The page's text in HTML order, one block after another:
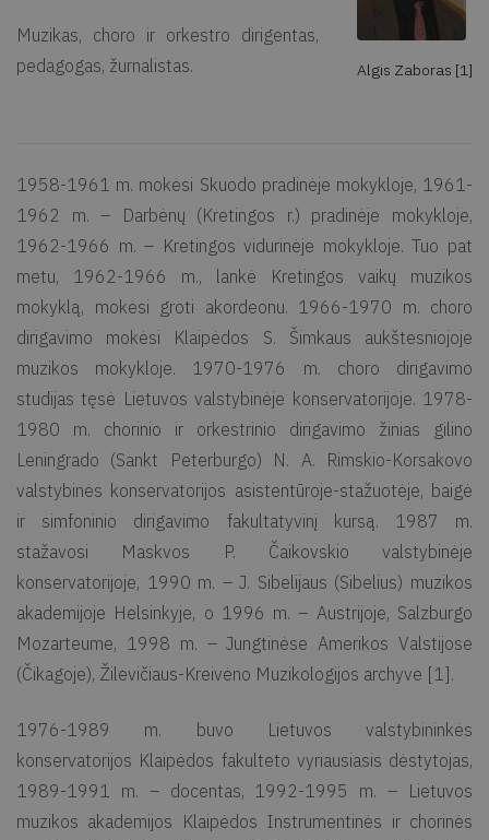
Algis Zaboras [1]
Muzikas, choro ir orkestro dirigentas,
pedagogas, žurnalistas.
1958-1961 m. mokėsi Skuodo pradinėje mokykloje, 1961-
1962 m. – Darbėnų (Kretingos r.) pradinėje mokykloje,
1962-1966 m. – Kretingos vidurinėje mokykloje. Tuo pat
metu, 1962-1966 m., lankė Kretingos vaikų muzikos
mokyklą, mokėsi groti akordeonu. 1966-1970 m. choro
dirigavimo mokėsi Klaipėdos S. Šimkaus aukštesniojoje
muzikos mokykloje. 1970-1976 m. choro dirigavimo
studijas tęsė Lietuvos valstybinėje konservatorijoje. 1978-
1980 m. chorinio ir orkestrinio dirigavimo žinias gilino
Leningrado (Sankt Peterburgo) N. A. Rimskio-Korsakovo
valstybinės konservatorijos asistentūroje-stažuotėje, baigė
ir simfoninio dirigavimo fakultatyvinį kursą. 1987 m.
stažavosi Maskvos P. Čaikovskio valstybinėje
konservatorijoje, 1990 m. – J. Sibelijaus (Sibelius) muzikos
akademijoje Helsinkyje, o 1996 m. – Austrijoje, Salzburgo
Mozarteume, 1998 m. – Jungtinėse Amerikos Valstijose
(Čikagoje), Žilevičiaus-Kreivėno Muzikologijos archyve [1].
1976-1989 m. buvo Lietuvos valstybininkės
konservatorijos Klaipėdos fakulteto vyriausiasis dėstytojas,
1989-1991 m. – docentas, 1992-1995 m. – Lietuvos
muzikos akademijos Klaipėdos Instrumentinės ir chorinės